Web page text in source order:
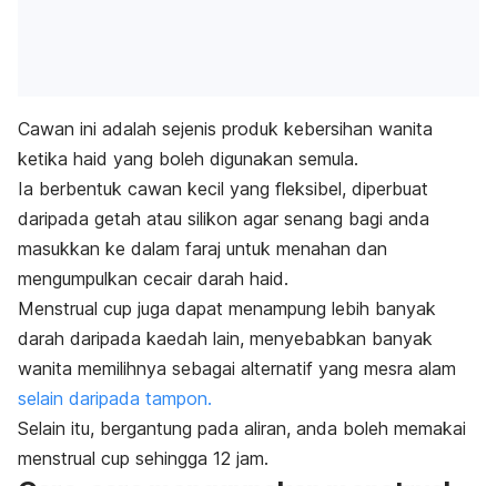
Cawan ini adalah sejenis produk kebersihan wanita
ketika haid yang boleh digunakan semula.
Ia berbentuk cawan kecil yang fleksibel, diperbuat
daripada getah atau silikon agar senang bagi anda
masukkan ke dalam faraj untuk menahan dan
mengumpulkan cecair darah haid.
Menstrual cup juga dapat menampung lebih banyak
darah daripada kaedah lain, menyebabkan banyak
wanita memilihnya sebagai alternatif yang mesra alam
selain daripada tampon.
Selain itu, bergantung pada aliran, anda boleh memakai
menstrual cup sehingga 12 jam.